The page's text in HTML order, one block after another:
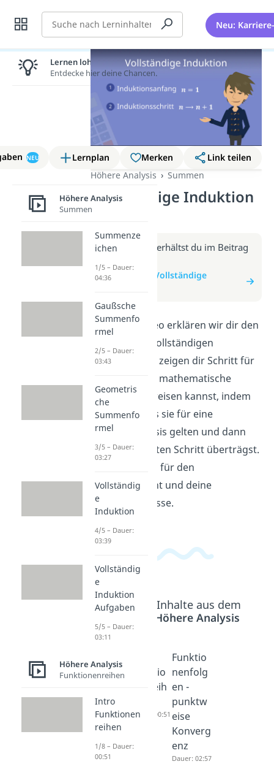
Suche Neu:
NEU Lernplan Merken
Link teilen
Höhere Analysis
Summen
Vollständige Induktion
(Video)
Weitere Infos erhältst du im Beitrag
zum Beitrag: Vollständige
In diesem Video erklären wir dir den
Konzept der Vollständigen
Induktion. Wir zeigen dir Schritt für
Schritt, wie du mathematische
Aussagen beweisen kannst, indem
du zeigst, dass sie für eine
bestimmte Basis gelten und dann
auf den nächsten Schritt überträgst.
Das ist wichtig für den
Schulunterricht und deine
Mathekenntnisse.
Beliebte Inhalte aus dem
Bereich
Höhere Analysis
dige
n
Aufgabe
n
Dauer: 03:11
Funktio
nenreih
Dauer: 00:51
Funktio
nenfolg
en -
punktw
eise
Konverg
enz
Dauer: 02:57
Lernen lohnt sich!
Entdecke hier deine Chancen.
Höhere Analysis
Summen
Summenze
ichen
1/5 – Dauer:
04:36
Gaußsche
Summenfo
rmel
2/5 – Dauer:
03:43
Geometris
che
Summenfo
rmel
3/5 – Dauer:
03:27
Vollständig
e
Induktion
4/5 – Dauer:
03:39
Vollständig
e
Induktion
Aufgaben
5/5 – Dauer:
03:11
Höhere Analysis
Funktionenreihen
Intro
Funktionen
reihen
1/8 – Dauer:
00:51